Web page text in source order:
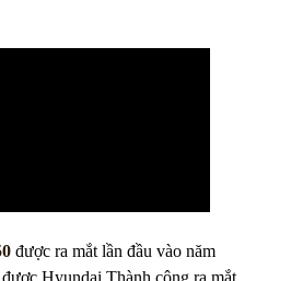
được ra mắt lần đầu vào năm
Hyundai Thành công ra mắt